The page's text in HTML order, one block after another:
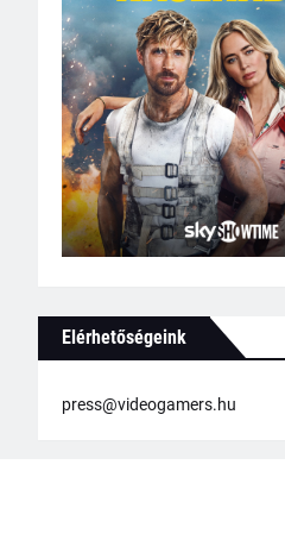
Elérhetőségeink
press@videogamers.hu